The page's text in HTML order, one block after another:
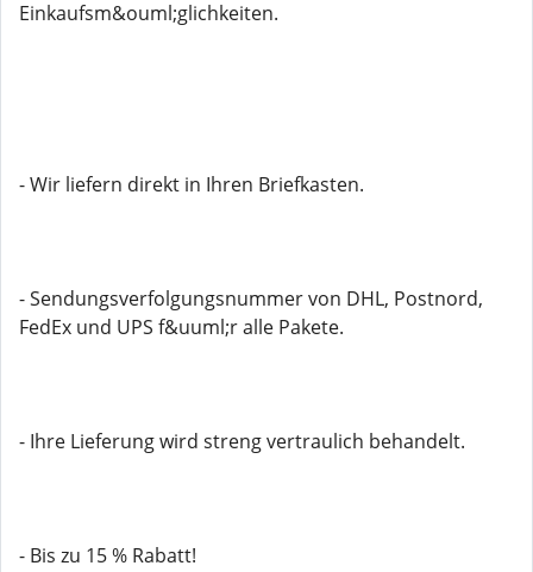
Einkaufsm&ouml;glichkeiten.
- Wir liefern direkt in Ihren Briefkasten.
- Sendungsverfolgungsnummer von DHL, Postnord,
FedEx und UPS f&uuml;r alle Pakete.
- Ihre Lieferung wird streng vertraulich behandelt.
- Bis zu 15 % Rabatt!